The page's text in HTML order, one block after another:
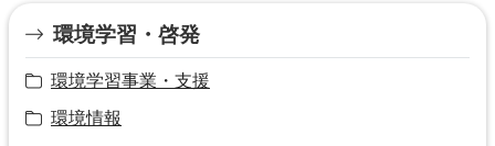
環境学習・啓発
環境学習事業・支援
環境情報